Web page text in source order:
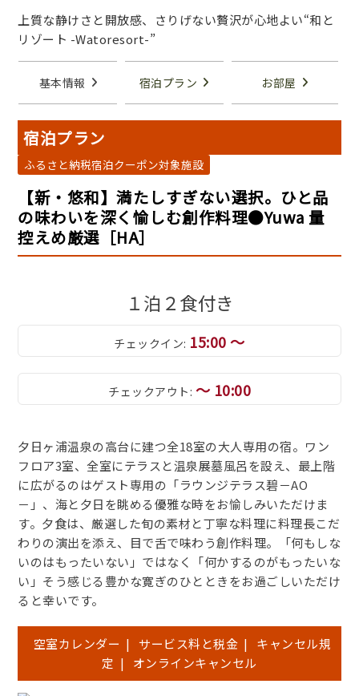
上質な静けさと開放感、さりげない贅沢が心地よい“和と
リゾート -Watoresort-”
基本情報 宿泊プラン お部屋
宿泊プラン
ふるさと納税宿泊クーポン対象施設
【新・悠和】満たしすぎない選択。ひと品
の味わいを深く愉しむ創作料理●Yuwa 量
控えめ厳選［HA］
１泊２食付き
チェックイン: 15:00 ～
チェックアウト: ～ 10:00
夕日ヶ浦温泉の高台に建つ全18室の大人専用の宿。ワン
フロア3室、全室にテラスと温泉展墓風呂を設え、最上階
に広がるのはゲスト専用の「ラウンジテラス碧－AO
－」、海と夕日を眺める優雅な時をお愉しみいただけま
す。夕食は、厳選した旬の素材と丁寧な料理に料理長こだ
わりの演出を添え、目で舌で味わう創作料理。「何もしな
いのはもったいない」ではなく「何かするのがもったいな
い」そう感じる豊かな寛ぎのひとときをお過ごしいただけ
ると幸いです。
空室カレンダー | サービス料と税金 |
キャンセル規
定 | オンラインキャンセル